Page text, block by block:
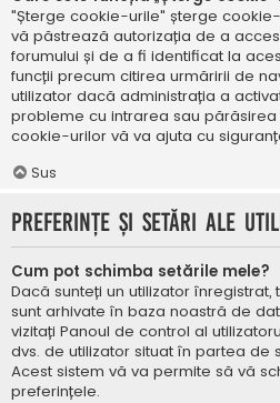
"Șterge cookie-urile" șterge
vă păstrează autorizația de a
forumului și de a fi identificat la
funcții precum citirea urmăririi de
utilizator dacă administrația a
probleme cu intrarea sau părăsirea
cookie-urilor vă va ajuta cu
Sus
Preferințe și setări ale
Cum pot schimba setările mele?
Dacă sunteți un utilizator
sunt arhivate în baza noastră de
vizitați Panoul de control al
dvs. de utilizator situat în partea de
Acest sistem vă va permite să vă
preferințele.